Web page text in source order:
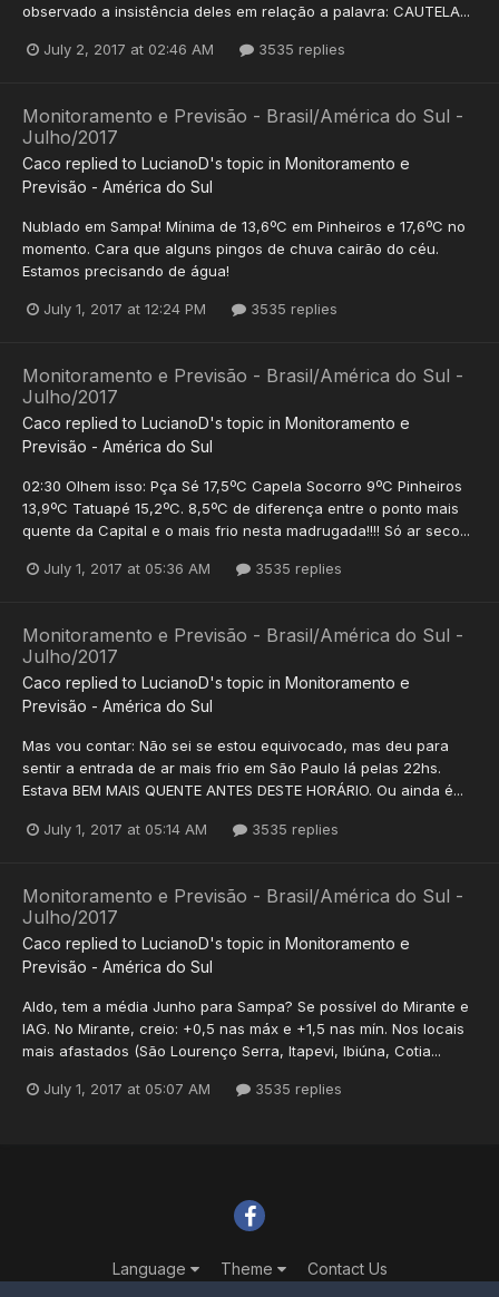
observado a insistência deles em relação a palavra: CAUTELA...
July 2, 2017 at 02:46 AM 3535 replies
Monitoramento e Previsão - Brasil/América do Sul -
Julho/2017
Caco replied to LucianoD's topic in Monitoramento e
Previsão - América do Sul
Nublado em Sampa! Mínima de 13,6ºC em Pinheiros e 17,6ºC no
momento. Cara que alguns pingos de chuva cairão do céu.
Estamos precisando de água!
July 1, 2017 at 12:24 PM 3535 replies
Monitoramento e Previsão - Brasil/América do Sul -
Julho/2017
Caco replied to LucianoD's topic in Monitoramento e
Previsão - América do Sul
02:30 Olhem isso: Pça Sé 17,5ºC Capela Socorro 9ºC Pinheiros
13,9ºC Tatuapé 15,2ºC. 8,5ºC de diferença entre o ponto mais
quente da Capital e o mais frio nesta madrugada!!!! Só ar seco...
July 1, 2017 at 05:36 AM 3535 replies
Monitoramento e Previsão - Brasil/América do Sul -
Julho/2017
Caco replied to LucianoD's topic in Monitoramento e
Previsão - América do Sul
Mas vou contar: Não sei se estou equivocado, mas deu para
sentir a entrada de ar mais frio em São Paulo lá pelas 22hs.
Estava BEM MAIS QUENTE ANTES DESTE HORÁRIO. Ou ainda é...
July 1, 2017 at 05:14 AM 3535 replies
Monitoramento e Previsão - Brasil/América do Sul -
Julho/2017
Caco replied to LucianoD's topic in Monitoramento e
Previsão - América do Sul
Aldo, tem a média Junho para Sampa? Se possível do Mirante e
IAG. No Mirante, creio: +0,5 nas máx e +1,5 nas mín. Nos locais
mais afastados (São Lourenço Serra, Itapevi, Ibiúna, Cotia...
July 1, 2017 at 05:07 AM 3535 replies
Language Theme Contact Us